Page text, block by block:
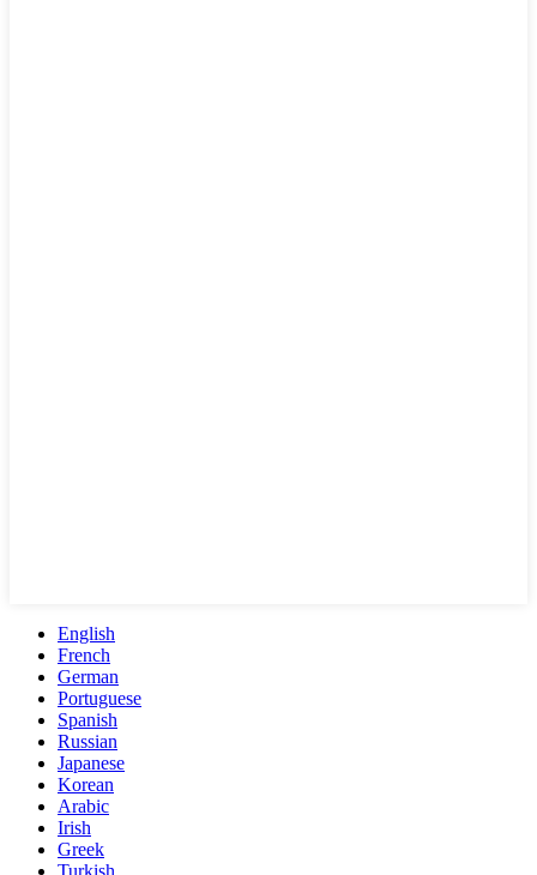
English
French
German
Portuguese
Spanish
Russian
Japanese
Korean
Arabic
Irish
Greek